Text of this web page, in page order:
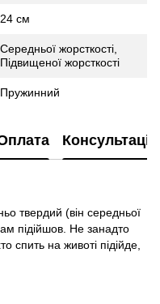
24 см
Середньої жорсткості,
Підвищеної жорсткості
Пружинний
Консультація
твердий (він середньої
підійшов. Не занадто
спить на животі підійде,